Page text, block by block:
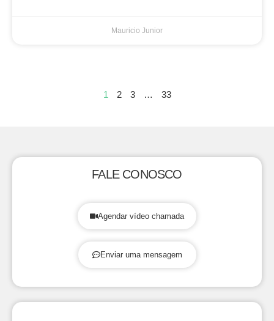
Mauricio Junior
1 2 3 … 33
FALE CONOSCO
Agendar vídeo chamada
Enviar uma mensagem